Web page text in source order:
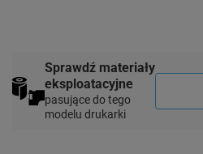
Sprawdź materiały
eksploatacyjne
pasujące do tego
modelu drukarki